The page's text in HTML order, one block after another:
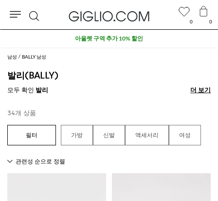
남성 BALLY 남성
발리(BALLY)
모두 확인 발리 더 보기
더 보기
34개 상품
가방 신발 액세서리 여성
0 0
검
아울렛 구역 추가 10% 할인